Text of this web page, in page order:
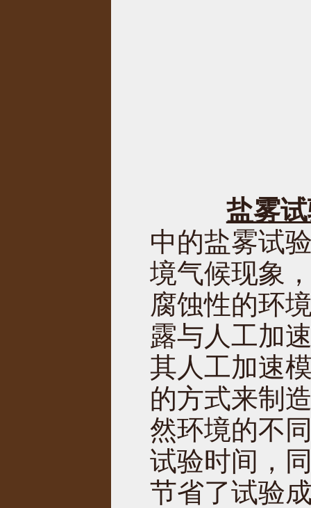
盐雾
中的盐雾试
境气候现象
腐蚀性的环
露与人工加
其人工加速
的方式来制
然环境的不
试验时间，
节省了试验